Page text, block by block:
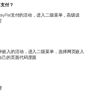
付？
支付的活动，进入二级菜单，高级设
入的活动，进入二级菜单，选择网页嵌入
己的页面代码里面